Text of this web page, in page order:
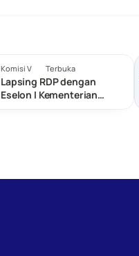
Komisi V Terbuka
Lapsing RDP dengan
Eselon I Kementerian